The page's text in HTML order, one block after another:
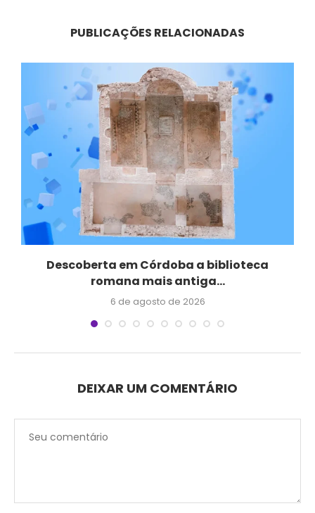
PUBLICAÇÕES RELACIONADAS
Descoberta em Córdoba a biblioteca
romana mais antiga...
6 de agosto de 2026
DEIXAR UM COMENTÁRIO